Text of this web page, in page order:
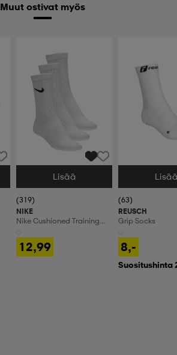
Muut ostivat myös
Valitse Koko
Lisää
(319)
NIKE
Nike Cushioned Training
12,99
Valitse Koko
(63)
REUSCH
Grip Socks
8,-
Suositushinta